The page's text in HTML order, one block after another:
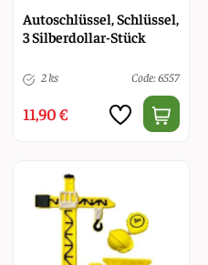
Autoschlüssel, Schlüssel,
3 Silberdollar-Stück
2 ks Code: 6557
11,90 €